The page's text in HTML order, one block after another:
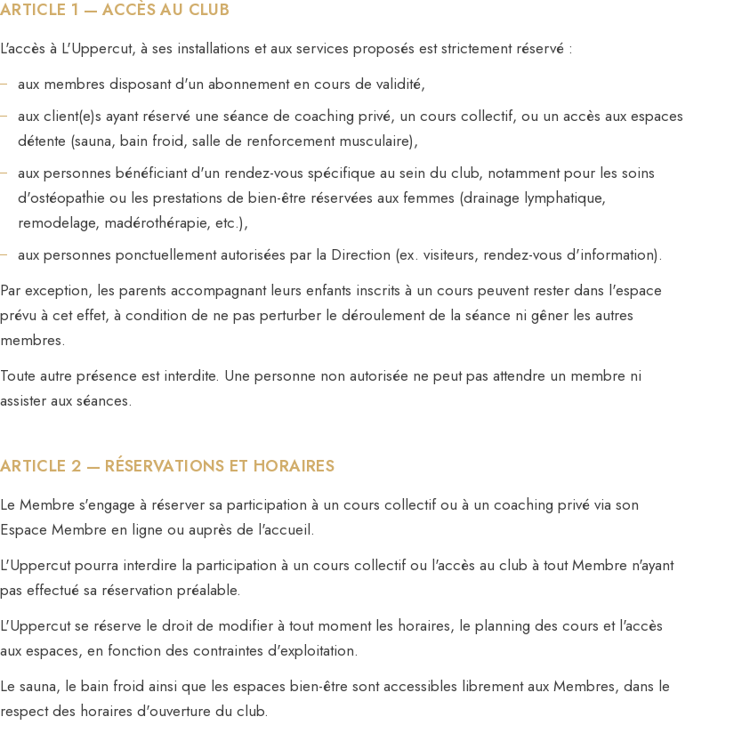
ARTICLE 1 — ACCÈS AU CLUB
L'accès à L'Uppercut, à ses installations et aux services proposés est strictement réservé :
aux membres disposant d'un abonnement en cours de validité,
aux client(e)s ayant réservé une séance de coaching privé, un cours collectif, ou un accès aux espaces
détente (sauna, bain froid, salle de renforcement musculaire),
aux personnes bénéficiant d'un rendez-vous spécifique au sein du club, notamment pour les soins
d'ostéopathie ou les prestations de bien-être réservées aux femmes (drainage lymphatique,
remodelage, madérothérapie, etc.),
aux personnes ponctuellement autorisées par la Direction (ex. visiteurs, rendez-vous d'information).
Par exception, les parents accompagnant leurs enfants inscrits à un cours peuvent rester dans l'espace
prévu à cet effet, à condition de ne pas perturber le déroulement de la séance ni gêner les autres
membres.
Toute autre présence est interdite. Une personne non autorisée ne peut pas attendre un membre ni
assister aux séances.
ARTICLE 2 — RÉSERVATIONS ET HORAIRES
Le Membre s'engage à réserver sa participation à un cours collectif ou à un coaching privé via son
Espace Membre en ligne ou auprès de l'accueil.
L'Uppercut pourra interdire la participation à un cours collectif ou l'accès au club à tout Membre n'ayant
pas effectué sa réservation préalable.
L'Uppercut se réserve le droit de modifier à tout moment les horaires, le planning des cours et l'accès
aux espaces, en fonction des contraintes d'exploitation.
Le sauna, le bain froid ainsi que les espaces bien-être sont accessibles librement aux Membres, dans le
respect des horaires d'ouverture du club.